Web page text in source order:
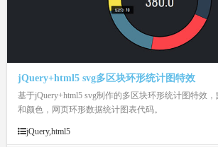
jQuery+html5 svg多区块环形统计图特效
基于jQuery+html5 svg制作的多区块环形统计图特效
和颜色，网页环形数据统计图表代码。
jQuery,html5